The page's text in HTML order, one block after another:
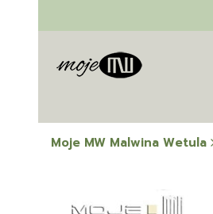
Moje MW Malwina Wetula